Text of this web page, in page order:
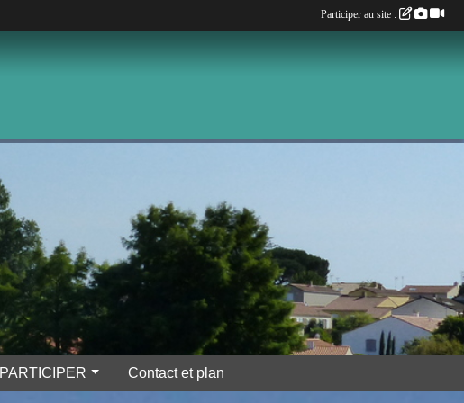
PARTICIPER Contact et plan
Participer au site :